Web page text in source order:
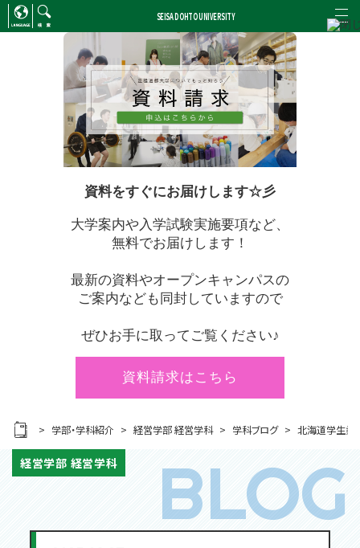
資料をすぐにお届けします☆彡
大学案内や入学試験実施要項など、
無料でお届けします！
最新の資料やオープンキャンパスの
ご案内なども同封していますので
ぜひお手に取ってご覧ください♪
資料請求はこちら
ENGLISH/CHINESE 検索
SEISA DOHTO UNIVERSITY
学部・学科紹介 経営学部 経営学科 学科ブログ 北海道学生柔
経営学部 経営学科